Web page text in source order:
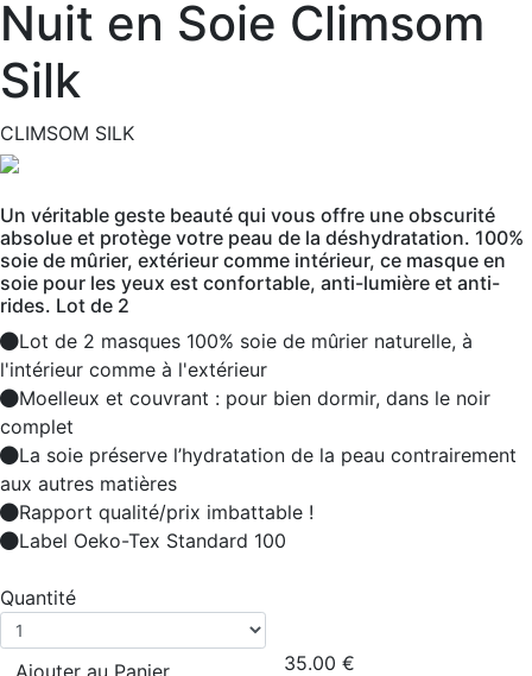
Nuit en Soie Climsom
Silk
CLIMSOM SILK
Un véritable geste beauté qui vous offre une obscurité
absolue et protège votre peau de la déshydratation. 100%
soie de mûrier, extérieur comme intérieur, ce masque en
soie pour les yeux est confortable, anti-lumière et anti-
rides. Lot de 2
Lot de 2 masques 100% soie de mûrier naturelle, à
l'intérieur comme à l'extérieur
Moelleux et couvrant : pour bien dormir, dans le noir
complet
La soie préserve l’hydratation de la peau contrairement
aux autres matières
Rapport qualité/prix imbattable !
Label Oeko-Tex Standard 100
Quantité
Ajouter au Panier 35.00 €